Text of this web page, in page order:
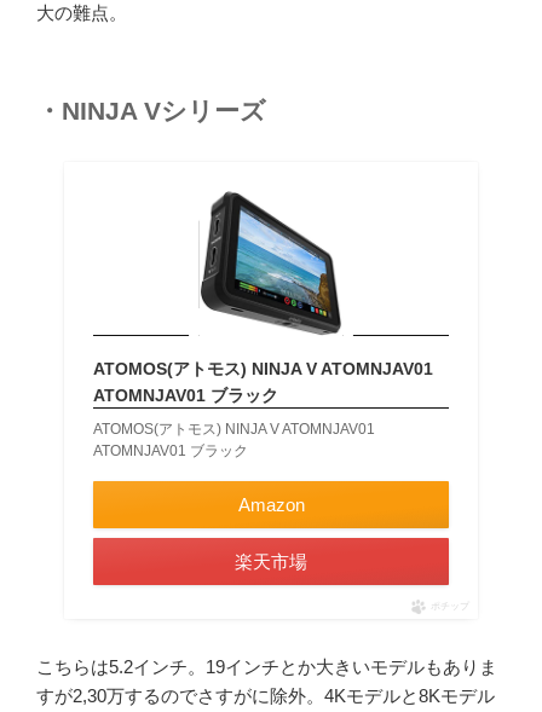
大の難点。
・NINJA Vシリーズ
ATOMOS(アトモス) NINJA V ATOMNJAV01
ATOMNJAV01 ブラック
ATOMOS(アトモス) NINJA V ATOMNJAV01
ATOMNJAV01 ブラック
Amazon
楽天市場
ポチップ
こちらは5.2インチ。19インチとか大きいモデルもありま
すが2,30万するのでさすがに除外。4Kモデルと8Kモデル